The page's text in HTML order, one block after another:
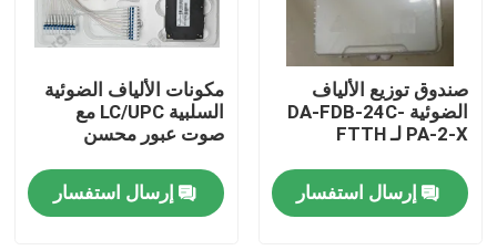
معلومات عنا
جولة في المعمل
مراقبة الجودة
صندوق توزيع الألياف
الضوئية DA-FDB-24C-
PA-2-X لـ FTTH
إرسال استفسار
مكونات الألياف الضوئية
السلبية LC/UPC مع
صوت عبور محسن
إرسال استفسار